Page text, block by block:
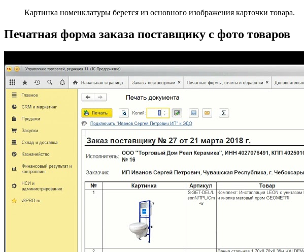
Картинка номенклатуры берется из основного изображения карточки товара.
Печатная форма заказа поставщику с фото товаров